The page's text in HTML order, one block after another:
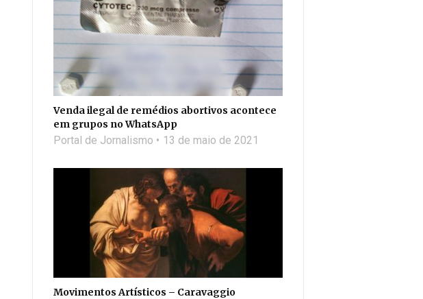
Venda ilegal de remédios abortivos acontece
em grupos no WhatsApp
Portal de Jornalismo 13 de maio de 2021
Movimentos Artísticos – Caravaggio